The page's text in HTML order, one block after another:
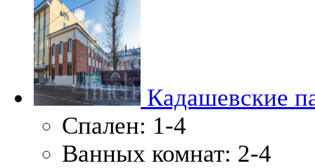
Кадашевские
Спален: 1-4
Ванных комнат: 2-4